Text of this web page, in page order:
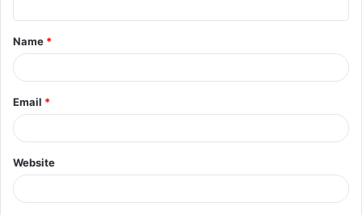
t
*
Name *
Email *
Website